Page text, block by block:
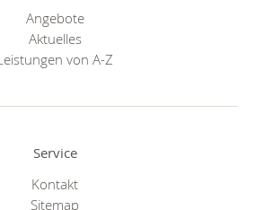
Angebote
Aktuelles
von A-Z
Service
Kontakt
Sitemap